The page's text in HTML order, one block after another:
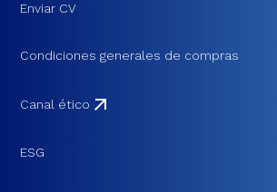
Enviar CV
Condiciones generales de compras
Canal ético
ESG